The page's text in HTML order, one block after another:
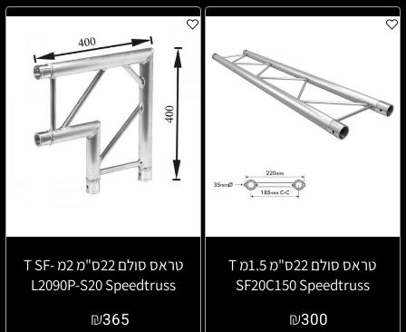
טראס סולם 22ס"מ 1.5מ T
SF20C150 Speedtruss
₪300
טראס סולם 22ס"מ 2מ T SF-
L2090P-S20 Speedtruss
₪365